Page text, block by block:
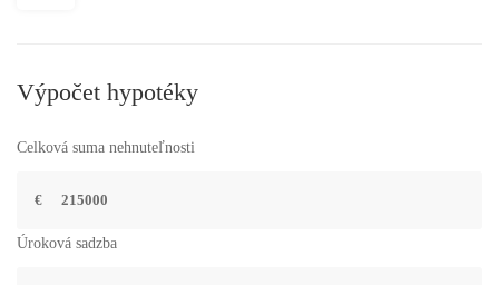
Výpočet hypotéky
Celková suma nehnuteľnosti
€
Úroková sadzba